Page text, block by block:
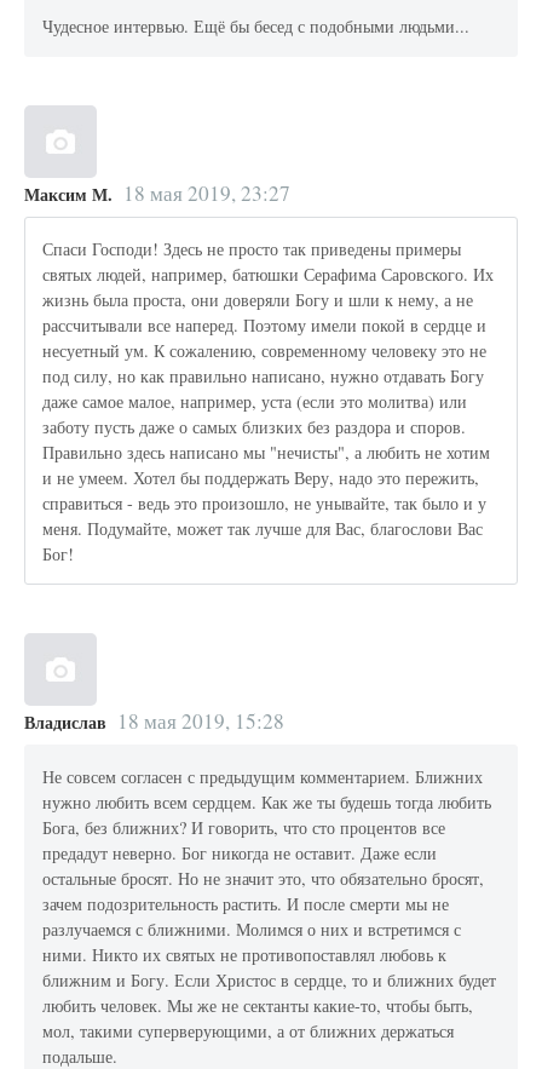
Чудесное интервью. Ещё бы бесед с подобными людьми...
Максим М. 18 мая 2019, 23:27
Спаси Господи! Здесь не просто так приведены примеры
святых людей, например, батюшки Серафима Саровского. Их
жизнь была проста, они доверяли Богу и шли к нему, а не
рассчитывали все наперед. Поэтому имели покой в сердце и
несуетный ум. К сожалению, современному человеку это не
под силу, но как правильно написано, нужно отдавать Богу
даже самое малое, например, уста (если это молитва) или
заботу пусть даже о самых близких без раздора и споров.
Правильно здесь написано мы "нечисты", а любить не хотим
и не умеем. Хотел бы поддержать Веру, надо это пережить,
справиться - ведь это произошло, не унывайте, так было и у
меня. Подумайте, может так лучше для Вас, благослови Вас
Бог!
Владислав 18 мая 2019, 15:28
Не совсем согласен с предыдущим комментарием. Ближних
нужно любить всем сердцем. Как же ты будешь тогда любить
Бога, без ближних? И говорить, что сто процентов все
предадут неверно. Бог никогда не оставит. Даже если
остальные бросят. Но не значит это, что обязательно бросят,
зачем подозрительность растить. И после смерти мы не
разлучаемся с ближними. Молимся о них и встретимся с
ними. Никто их святых не противопоставлял любовь к
ближним и Богу. Если Христос в сердце, то и ближних будет
любить человек. Мы же не сектанты какие-то, чтобы быть,
мол, такими суперверующими, а от ближних держаться
подальше.